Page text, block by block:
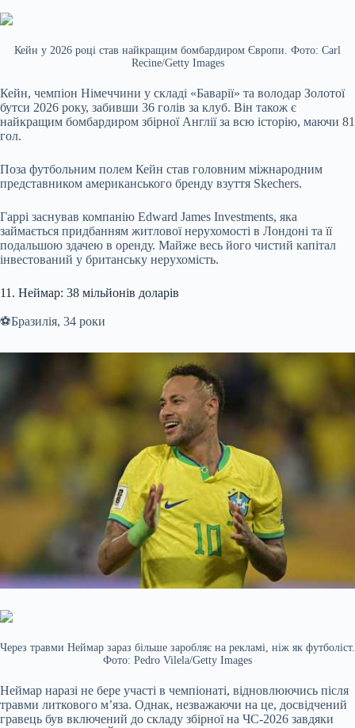
Кейн у 2026 році став найкращим бомбардиром Європи. Фото: Carl
Recine/Getty Images
Кейн, чемпіон Німеччини у складі «Баварії» та володар Золотої
бутси 2026 року, забивши 36 голів за клуб. Він також є
найкращим бомбардиром збірної Англії за всю історію, маючи 81
гол.
Поза футбольним полем Кейн став головним міжнародним
представником американського бренду взуття Skechers.
Гаррі заснував компанію Edward James Investments, яка
займається придбанням житлової нерухомості в Лондоні та її
подальшою здачею в оренду. Майже весь його чистий капітал
інвестований у британську нерухомість.
11. Неймар: 38 мільйонів доларів
⚽️Бразилія, 34 роки
Через травми Неймар зараз більше заробляє на рекламі, ніж як футболіст.
Фото: Pedro Vilela/Getty Images
Неймар наразі не бере участі в чемпіонаті, відновлюючись після
травми литкового м’яза. Однак, незважаючи на це, досвідчений
гравець був включений до складу збірної на ЧС-2026 завдяки